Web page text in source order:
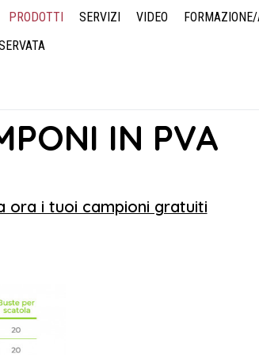
PRODOTTI
PROTESI PER OTOCHIRURGIA
TAMPONI IN PVA
SPLINT NASALI ESTERNI
DOMANDE?
SERVIZI VIDEO
IN PVA
ora i tuoi campioni gratuiti